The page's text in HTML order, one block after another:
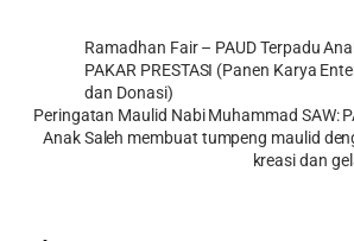
Ramadhan Fair – PAUD Terpadu
PAKAR PRESTASI (Panen Karya
dan Donasi)
Peringatan Maulid Nabi Muhammad SAW:
Anak Saleh membuat tumpeng maulid
kreasi dan